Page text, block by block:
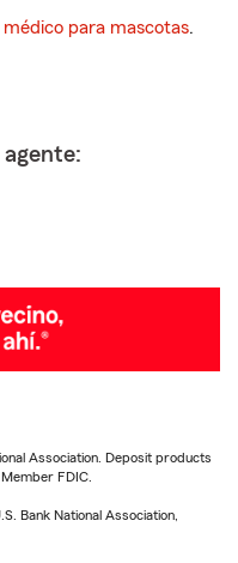
para mascotas.
Association. Deposit products
FDIC.
Bank National Association,